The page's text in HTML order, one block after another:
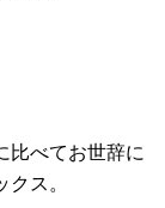
比べてお世辞に
ス。